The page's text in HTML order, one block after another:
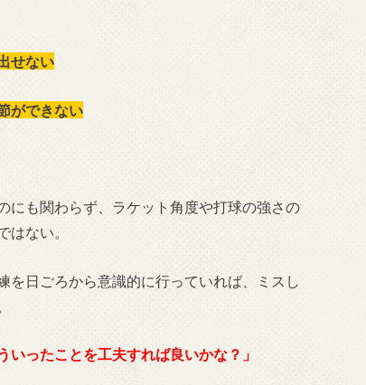
せない
ができない
にも関わらず、ラケット角度や打球の強さの
ない。
日ごろから意識的に行っていれば、ミスし
いったことを工夫すれば良いかな？」